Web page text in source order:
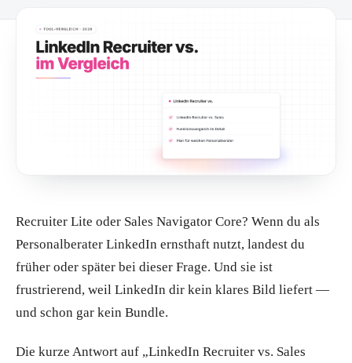
Recruiter Lite oder Sales Navigator Core? Wenn du als
Personalberater LinkedIn ernsthaft nutzt, landest du
früher oder später bei dieser Frage. Und sie ist
frustrierend, weil LinkedIn dir kein klares Bild liefert —
und schon gar kein Bundle.
Die kurze Antwort auf „LinkedIn Recruiter vs. Sales